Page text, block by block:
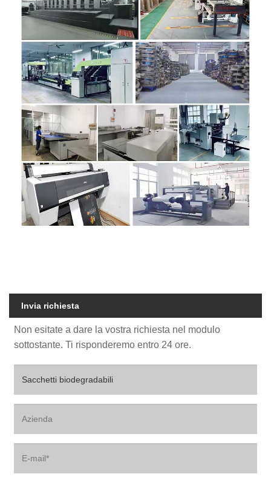
Invia richiesta
Non esitate a dare la vostra richiesta nel modulo
sottostante. Ti risponderemo entro 24 ore.